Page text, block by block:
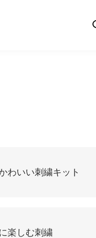
わいい刺繍キット
楽しむ刺繍